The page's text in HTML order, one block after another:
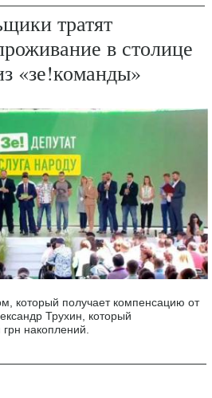
тратят
в столице
«зе!команды»
который получает компенсацию от
Трухин, который
накоплений.